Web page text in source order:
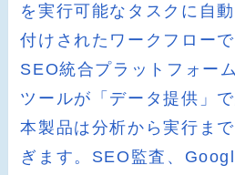
を実行可能なタスクに自
付けされたワークフロー
SEO統合プラットフォー
ツールが「データ提供」
本製品は分析から実行ま
ぎます。SEO監査、